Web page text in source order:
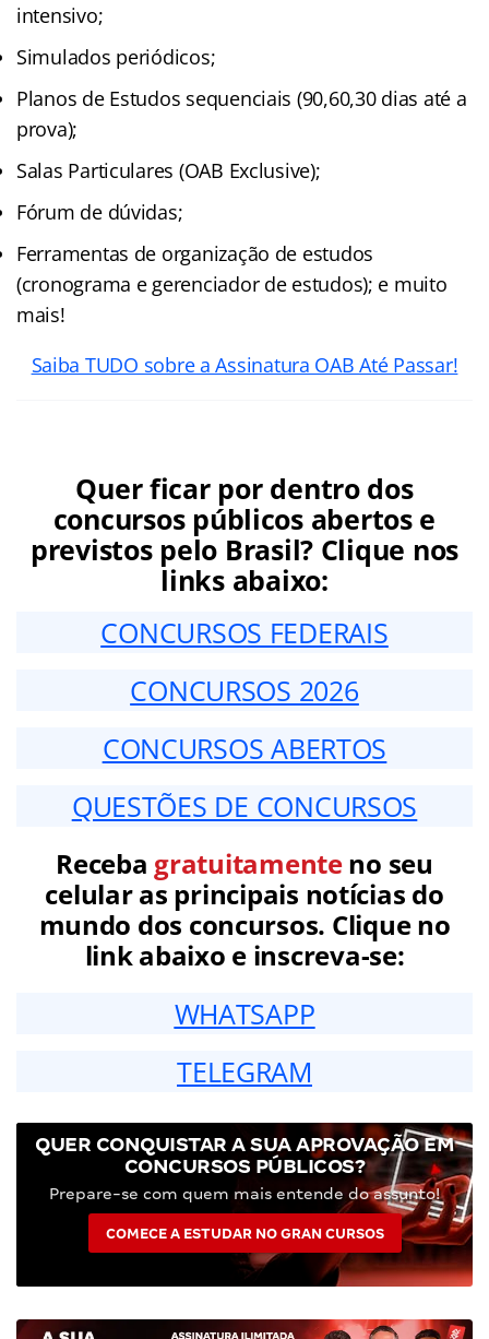
intensivo;
Simulados periódicos;
Planos de Estudos sequenciais (90,60,30 dias até a
prova);
Salas Particulares (OAB Exclusive);
Fórum de dúvidas;
Ferramentas de organização de estudos
(cronograma e gerenciador de estudos); e muito
mais!
Saiba TUDO sobre a Assinatura OAB Até Passar!
Quer ficar por dentro dos
concursos públicos abertos e
previstos pelo Brasil? Clique nos
links abaixo:
CONCURSOS FEDERAIS
CONCURSOS 2026
CONCURSOS ABERTOS
QUESTÕES DE CONCURSOS
Receba gratuitamenteno seu
celular as principais notícias do
mundo dos concursos. Clique no
link abaixo e inscreva-se:
WHATSAPP
TELEGRAM
QUER CONQUISTAR A SUA APROVAÇÃO EM
CONCURSOS PÚBLICOS?
Prepare-se com quem mais entende do assunto!
COMECE A ESTUDAR NO GRAN CURSOS